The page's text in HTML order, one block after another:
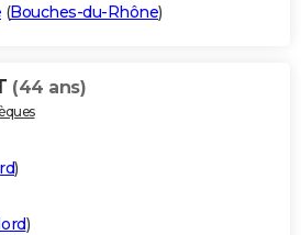
(Bouches-du-Rhône)
(44 ans)
)
)